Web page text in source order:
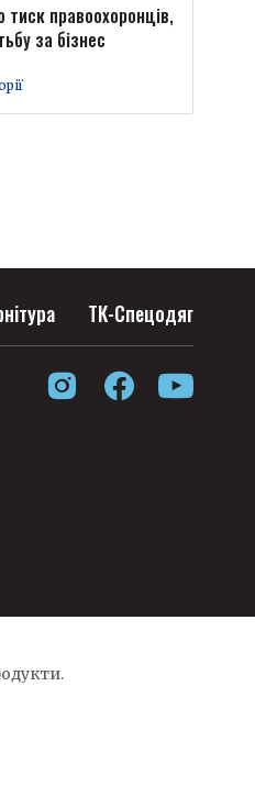
правоохоронців,
за бізнес
ТК-Спецодяг